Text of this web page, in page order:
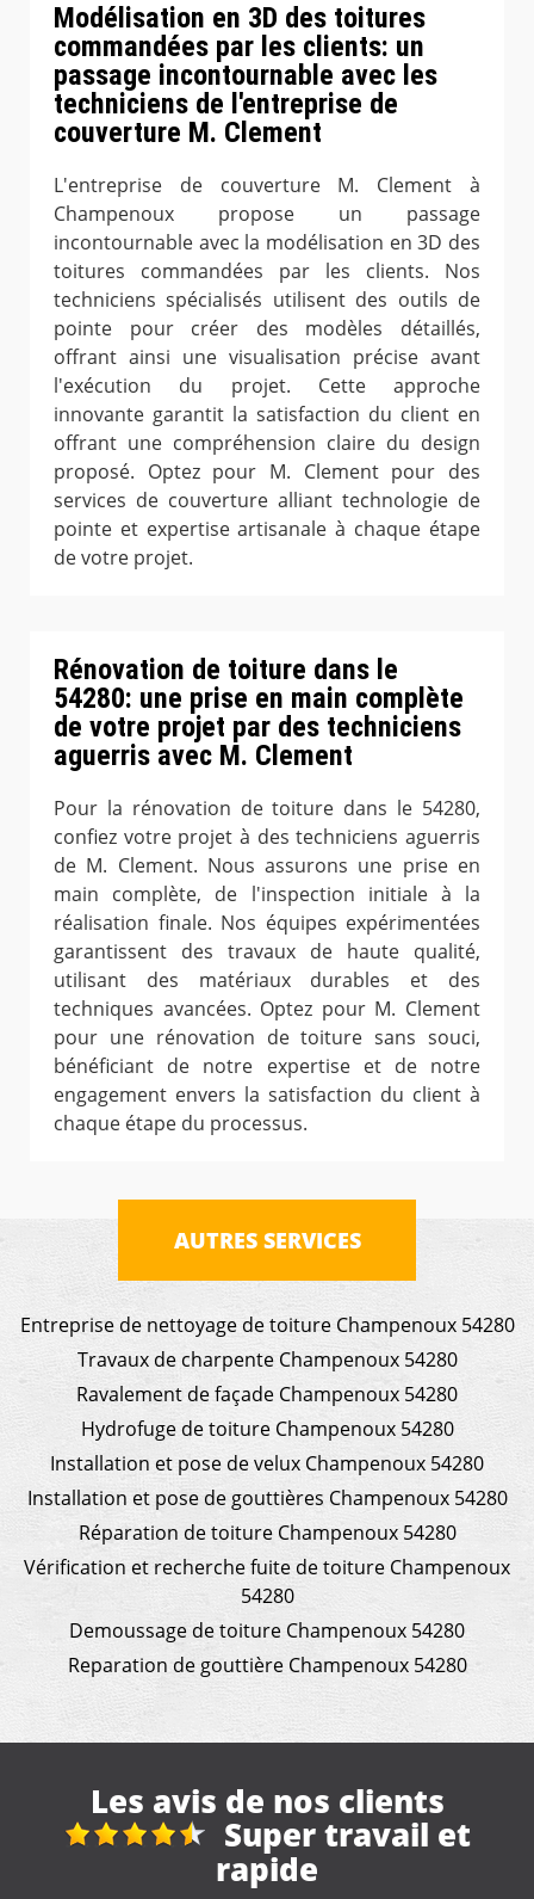
Modélisation en 3D des toitures
commandées par les clients: un
passage incontournable avec les
techniciens de l'entreprise de
couverture M. Clement
L'entreprise de couverture M. Clement à
Champenoux propose un passage
incontournable avec la modélisation en 3D des
toitures commandées par les clients. Nos
techniciens spécialisés utilisent des outils de
pointe pour créer des modèles détaillés,
offrant ainsi une visualisation précise avant
l'exécution du projet. Cette approche
innovante garantit la satisfaction du client en
offrant une compréhension claire du design
proposé. Optez pour M. Clement pour des
services de couverture alliant technologie de
pointe et expertise artisanale à chaque étape
de votre projet.
Rénovation de toiture dans le
54280: une prise en main complète
de votre projet par des techniciens
aguerris avec M. Clement
Pour la rénovation de toiture dans le 54280,
confiez votre projet à des techniciens aguerris
de M. Clement. Nous assurons une prise en
main complète, de l'inspection initiale à la
réalisation finale. Nos équipes expérimentées
garantissent des travaux de haute qualité,
utilisant des matériaux durables et des
techniques avancées. Optez pour M. Clement
pour une rénovation de toiture sans souci,
bénéficiant de notre expertise et de notre
engagement envers la satisfaction du client à
chaque étape du processus.
AUTRES SERVICES
Entreprise de nettoyage de toiture Champenoux 54280
Travaux de charpente Champenoux 54280
Ravalement de façade Champenoux 54280
Hydrofuge de toiture Champenoux 54280
Installation et pose de velux Champenoux 54280
Installation et pose de gouttières Champenoux 54280
Réparation de toiture Champenoux 54280
Vérification et recherche fuite de toiture Champenoux
54280
Demoussage de toiture Champenoux 54280
Reparation de gouttière Champenoux 54280
Les avis de nos clients
Nettoyage gouttières
"Artisan très professionnel et d'une efficacité